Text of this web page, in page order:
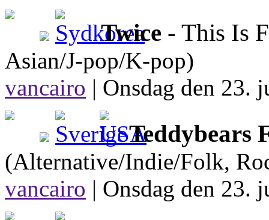
Twice - This Is
Asian/J-pop/K-pop)
vancairo | Onsdag den 23.
Teddybears
(Alternative/Indie/Folk,
vancairo | Onsdag den 23.